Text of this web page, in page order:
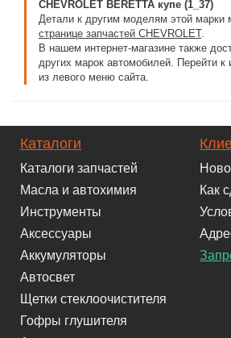
CHEVROLET BERETTA купе (1_37)
Детали к другим моделям этой марки
странице запчастей CHEVROLET.
В нашем интернет-магазине также
других марок автомобилей. Перейти к
из левого меню сайта.
Каталоги
Каталоги запчастей
Масла и автохимия
Инструменты
Аксессуары
Аккумуляторы
Автосвет
Щетки стеклоочистителя
Гофры глушителя
Как